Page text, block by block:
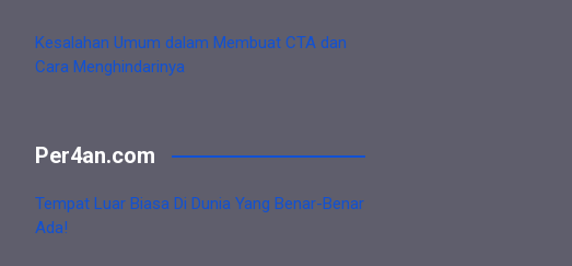
Kesalahan Umum dalam Membuat CTA dan
Cara Menghindarinya
Per4an.com
Tempat Luar Biasa Di Dunia Yang Benar-Benar
Ada!